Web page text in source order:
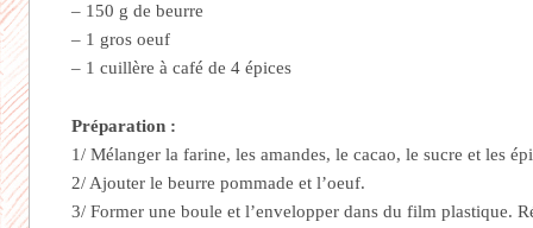
– 150 g de beurre
– 1 gros oeuf
– 1 cuillère à café de 4 épices
Préparation :
1/ Mélanger la farine, les amandes, le cacao, le sucre et les
2/ Ajouter le beurre pommade et l’oeuf.
3/ Former une boule et l’envelopper dans du film plastique.